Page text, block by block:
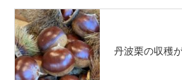
丹波栗の収穫